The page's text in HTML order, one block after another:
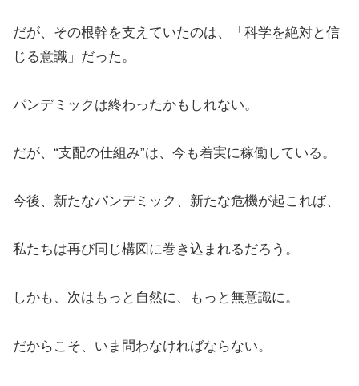
だが、その根幹を支えていたのは、「科学を絶対と信
じる意識」だった。
パンデミックは終わったかもしれない。
だが、“支配の仕組み”は、今も着実に稼働している。
今後、新たなパンデミック、新たな危機が起これば、
私たちは再び同じ構図に巻き込まれるだろう。
しかも、次はもっと自然に、もっと無意識に。
だからこそ、いま問わなければならない。